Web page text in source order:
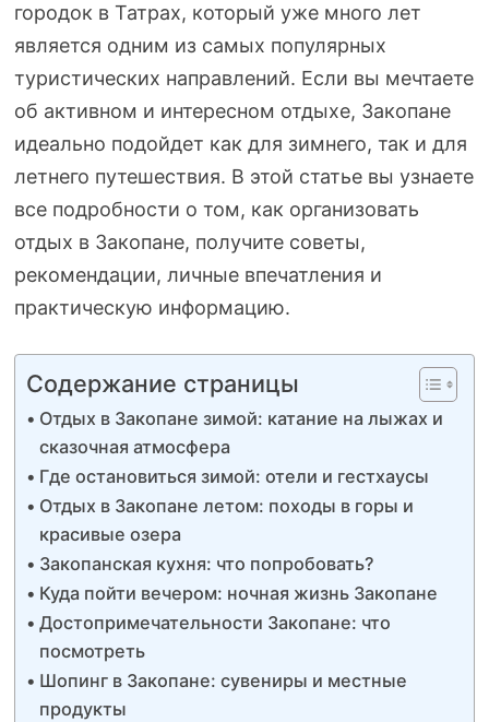
городок в Татрах, который уже много лет
является одним из самых популярных
туристических направлений. Если вы мечтаете
об активном и интересном отдыхе, Закопане
идеально подойдет как для зимнего, так и для
летнего путешествия. В этой статье вы узнаете
все подробности о том, как организовать
отдых в Закопане, получите советы,
рекомендации, личные впечатления и
практическую информацию.
Содержание страницы
Отдых в Закопане зимой: катание на лыжах и
сказочная атмосфера
Где остановиться зимой: отели и гестхаусы
Отдых в Закопане летом: походы в горы и
красивые озера
Закопанская кухня: что попробовать?
Куда пойти вечером: ночная жизнь Закопане
Достопримечательности Закопане: что
посмотреть
Шопинг в Закопане: сувениры и местные
продукты